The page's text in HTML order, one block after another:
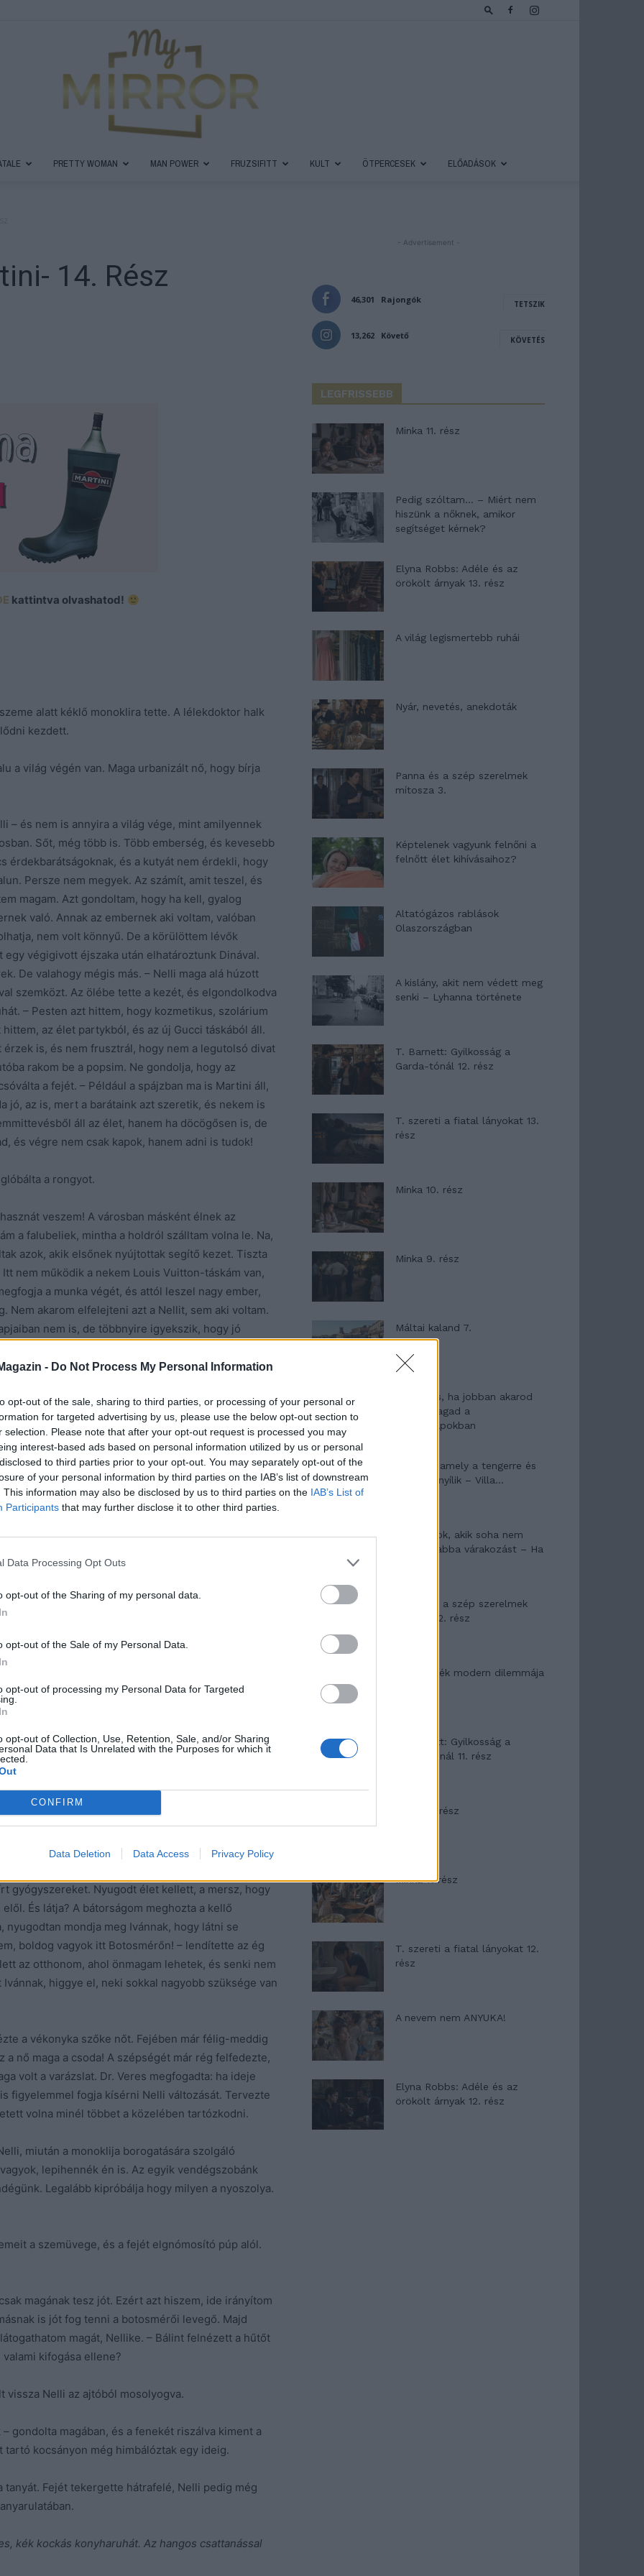
- Do Not Process My Personal Information
opt-out of the sale, sharing to third parties, or processing of your personal or
for targeted advertising by us, please use the below opt-out section to
selection. Please note that after your opt-out request is processed you may
interest-based ads based on personal information utilized by us or personal
to third parties prior to your opt-out. You may separately opt-out of the
of your personal information by third parties on the IAB’s list of downstream
This information may also be disclosed by us to third parties on the IAB’s List of
Participants that may further disclose it to other third parties.
Data Processing Opt Outs
opt-out of the Sharing of my personal data.
opt-out of the Sale of my Personal Data.
opt-out of processing my Personal Data for Targeted
opt-out of Collection, Use, Retention, Sale, and/or Sharing
Data that Is Unrelated with the Purposes for which it
CONFIRM
Data Deletion Data Access Privacy Policy
Magazin
PRETTY WOMAN MAN POWER FRUZSIFITT KULT ÖTPERCESEK ELŐADÁSOK
14. Rész
kattintva olvashatod!
alatt kéklő monoklira tette. A lélekdoktor halk
kezdett.
a világ végén van. Maga urbanizált nő, hogy bírja
– és nem is annyira a világ vége, mint amilyennek
Sőt, még több is. Több emberség, és kevesebb
érdekbarátságoknak, és a kutyát nem érdekli, hogy
Persze nem megyek. Az számít, amit teszel, és
magam. Azt gondoltam, hogy ha kell, gyalog
való. Annak az embernek aki voltam, valóban
nem volt könnyű. De a körülöttem lévők
végigivott éjszaka után elhatároztunk Dinával.
De valahogy mégis más. – Nelli maga alá húzott
szemközt. Az ölébe tette a kezét, és elgondolkodva
– Pesten azt hittem, hogy kozmetikus, szolárium
az élet partykból, és az új Gucci táskából áll.
is, és nem frusztrál, hogy nem a legutolsó divat
rakom be a popsim. Ne gondolja, hogy az
a fejét. – Például a spájzban ma is Martini áll,
jó, az is, mert a barátaink azt szeretik, és nekem is
áll az élet, hanem ha döcögősen is, de
és végre nem csak kapok, hanem adni is tudok!
a rongyot.
veszem! A városban másként élnek az
a falubeliek, mintha a holdról szálltam volna le. Na,
azok, akik elsőnek nyújtottak segítő kezet. Tiszta
nem működik a nekem Louis Vuitton-táskám van,
a munka végét, és attól leszel nagy ember,
Nem akarom elfelejteni azt a Nellit, sem aki voltam.
nem is, de többnyire igyekszik, hogy jó
az csak a hasznára válik.
állal. – Mintha nem is az a nő ülne velem
megfelelő alkalmat, hogy felvegyem őket. De
járok. De ha falu népe összegyűlik egy
felhúzom. Hiszen az is én vagyok. A csinos Nelli is
énemet is, aki nem restell Annus nénivel
alakult? Iván nagyon kétségbe van esve, hogy
Engem küldött, hogy magát jobb belátásra bírjam.
– szólt elkomorulva Nelli –, mert nekem itt a
keresnivalóm nincs már ott. Ami pedig a
nincs szükségem senkire. Örülök hogy
egyelőre egyedül élvezni. Jól megvagyok,nincs
– Ha nem fájna a púp a fejemen, nem restellném
hogy receptre írhassam fel Botosmérőt annak, aki
a környezetváltozás csodákra képes, na de hogy
Szemlében, vezércikként. A pánikrohamai milyen
is, a szél messze fújta őket, amíg Annus
gyógyszereket. Nyugodt élet kellett, a mersz, hogy
És látja? A bátorságom meghozta a kellő
mondja meg Ivánnak, hogy látni se
boldog vagyok itt Botosmérőn! – lendítette az ég
az otthonom, ahol önmagam lehetek, és senki nem
higgye el, neki sokkal nagyobb szüksége van
a vékonyka szőke nőt. Fejében már félig-meddig
a nő maga a csoda! A szépségét már rég felfedezte,
volt a varázslat. Dr. Veres megfogadta: ha ideje
figyelemmel fogja kísérni Nelli változását. Tervezte
volna minél többet a közelében tartózkodni.
miután a monoklija borogatására szolgáló
lepihennék én is. Az egyik vendégszobánk
Legalább kipróbálja hogy milyen a nyoszolya.
a szemüvege, és a fejét elgnómosító púp alól.
magának tesz jót. Ezért azt hiszem, ide irányítom
is jót fog tenni a botosmérői levegő. Majd
magát, Nellike. – Bálint felnézett a hűtőt
kifogása ellene?
vissza Nelli az ajtóból mosolyogva.
gondolta magában, és a fenekét riszálva kiment a
kocsányon még himbálóztak egy ideig.
tanyát. Fejét tekergette hátrafelé, Nelli pedig még
kék kockás konyharuhát. Az hangos csattanással
- Advertisement -
46,301 Rajongók TETSZIK
13,262 Követő KÖVETÉS
LEGFRISSEBB
Minka 11. rész
Pedig szóltam… – Miért nem
hiszünk a nőknek, amikor
segítséget kérnek?
Elyna Robbs: Adéle és az
örökölt árnyak 13. rész
A világ legismertebb ruhái
Nyár, nevetés, anekdoták
Panna és a szép szerelmek
mítosza 3.
Képtelenek vagyunk felnőni a
felnőtt élet kihívásaihoz?
Altatógázos rablások
Olaszországban
A kislány, akit nem védett meg
senki – Lyhanna története
T. Barnett: Gyilkosság a
Garda-tónál 12. rész
T. szereti a fiatal lányokat 13.
rész
Minka 10. rész
Minka 9. rész
Máltai kaland 7.
10 tanács, ha jobban akarod
érezni magad a
hétköznapokban
Egy ház, amely a tengerre és
a fényre nyílik – Villa...
A családok, akik soha nem
hagyták abba várakozást – Ha
Panna és a szép szerelmek
mítosza 2. rész
Az ereklyék modern dilemmája
T. Barnett: Gyilkosság a
Garda-tónál 11. rész
Minka 8. rész
Minka 7. rész
T. szereti a fiatal lányokat 12.
rész
A nevem nem ANYUKA!
Elyna Robbs: Adéle és az
örökölt árnyak 12. rész